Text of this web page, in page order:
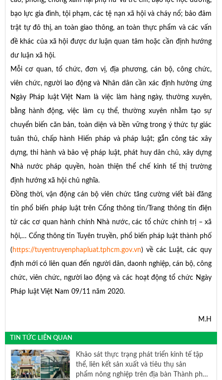
bạo lực gia đình, tội phạm, các tệ nạn xã hội và cháy nổ; bảo đảm
trật tự đô thị, an toàn giao thông, an toàn thực phẩm và các vấn
đề khác của xã hội được dư luận quan tâm hoặc cần định hướng
dư luận xã hội.
Mỗi cơ quan, tổ chức, đơn vị, địa phương, cán bộ, công chức,
viên chức, người lao động và Nhân dân cần xác định hưởng ứng
Ngày Pháp luật Việt Nam là việc làm hàng ngày, thường xuyên,
bằng hành động, việc làm cụ thể, thường xuyên nhằm tạo sự
chuyển biến căn bản, toàn diện và bền vững trong ý thức tự giác
tuân thủ, chấp hành Hiến pháp và pháp luật; gắn công tác xây
dựng, thi hành và bảo vệ pháp luật, phát huy dân chủ, xây dựng
Nhà nước pháp quyền, hoàn thiện thể chế kinh tế thị trường
định hướng xã hội chủ nghĩa.
Đồng thời, vận động cán bộ viên chức tăng cường viết bài đăng
tin phổ biến pháp luật trên Cổng thông tin/Trang thông tin điện
tử các cơ quan hành chính Nhà nước, các tổ chức chính trị – xã
hội,… Cổng thông tin Tuyên truyền, phổ biến pháp luật thành phố
(https://tuyentruyenphapluat.tphcm.gov.vn) về các Luật, các quy
định mới có liên quan đến người dân, daonh nghiệp, cán bộ, công
chức, viên chức, người lao động và các hoạt động tổ chức Ngày
Pháp luật Việt Nam 09/11 năm 2020.
M.H
TIN TỨC LIÊN QUAN
Khảo sát thực trạng phát triển kinh tế tập
thể, liên kết sản xuất và tiêu thụ sản
phẩm nông nghiệp trên địa bàn Thành phố